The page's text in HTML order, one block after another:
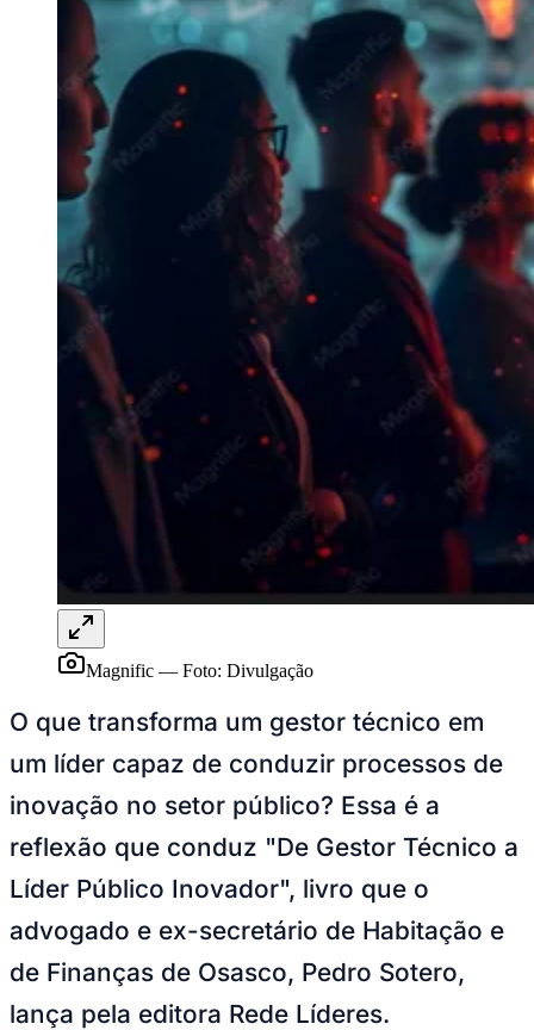
Magnific — Foto: Divulgação
O que transforma um gestor técnico em
um líder capaz de conduzir processos de
inovação no setor público? Essa é a
reflexão que conduz "De Gestor Técnico a
Líder Público Inovador", livro que o
advogado e ex-secretário de Habitação e
de Finanças de Osasco, Pedro Sotero,
lança pela editora Rede Líderes.